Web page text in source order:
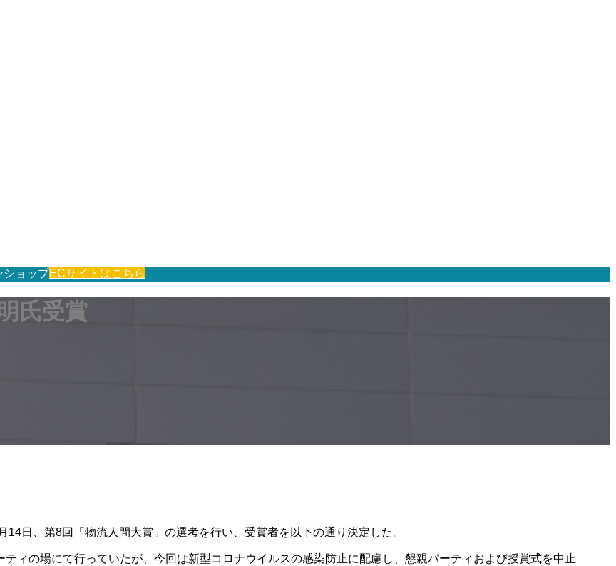
ショップECサイトはこちら
氏受賞
日、第8回「物流人間大賞」の選考を行い、受賞者を以下の通り決定した。
ィの場にて行っていたが、今回は新型コロナウイルスの感染防止に配慮し、懇親パーティおよび授賞式を中止